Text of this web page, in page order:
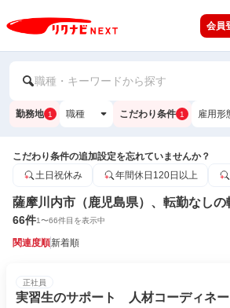
会員
職種・キーワードから探す
勤務地 1 職種 こだわり条件 1 雇用形
こだわり条件の追加設定を忘れていませんか？
土日祝休み
年間休日120日以上
薩摩川内市（鹿児島県）、転勤なしの
66件1〜66件目を表示中
関連度順新着順
正社員
実習生のサポート 人材コーディネ